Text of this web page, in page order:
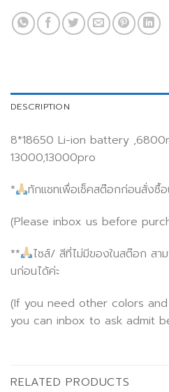
DESCRIPTION
8*18650 Li-ion battery
13000,13000pro
*
ทักแชทเพื่อเช็คสต๊อกก่อนสั่งซื้อ
(Please inbox us before
**
ไซส์/ สีที่ไม่มีของในสต๊อก สา
นก่อนได้ค่ะ
(If you need other colors
you can inbox to ask admit
RELATED PRODUCTS